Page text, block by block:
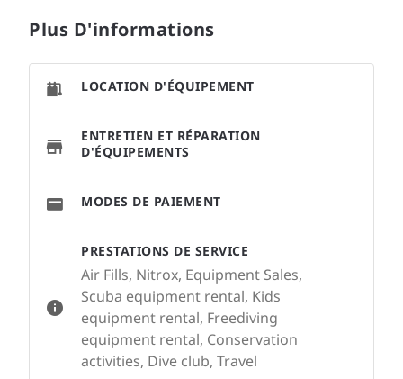
Plus D'informations
PRESTATIONS DE SERVICE
Air Fills, Nitrox, Equipment Sales,
Scuba equipment rental, Kids
equipment rental, Freediving
equipment rental, Conservation
activities, Dive club, Travel
LOCATION D'ÉQUIPEMENT
ENTRETIEN ET RÉPARATION
D'ÉQUIPEMENTS
MODES DE PAIEMENT